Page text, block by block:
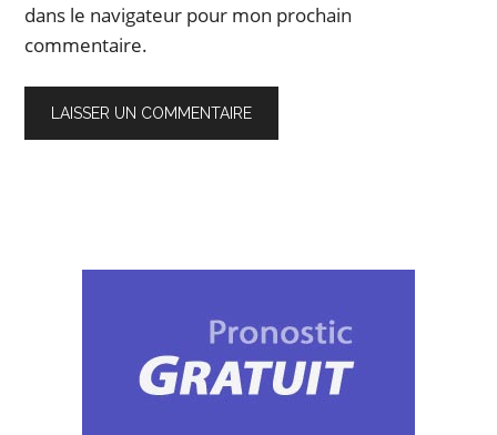
dans le navigateur pour mon prochain
commentaire.